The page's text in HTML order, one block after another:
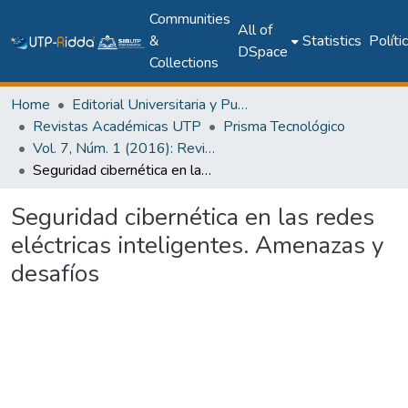
Communities
&
Collections
All of
DSpace
Statistics
Home
Editorial Universitaria y Publicaciones Seriadas
Revistas Académicas UTP
Prisma Tecnológico
Vol. 7, Núm. 1 (2016): Revista Prisma Tecnológico
Seguridad cibernética en las redes eléctricas inteligentes. Amenazas y desafíos
Seguridad cibernética en las redes
eléctricas inteligentes. Amenazas y
desafíos